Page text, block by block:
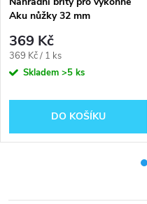
Aku nůžky 32 mm
369 Kč
Měrná
cena:
369 Kč / 1 ks
Skladem >5 ks
DO KOŠÍKU